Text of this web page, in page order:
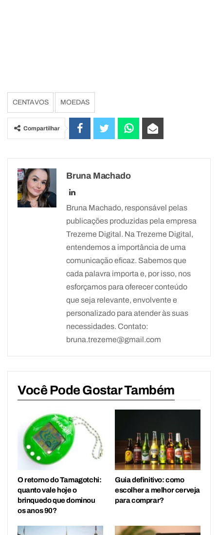
CENTAVOS MOEDAS
Compartilhar
Bruna Machado
Bruna Machado, responsável pelas
publicações produzidas pela empresa
Trezeme Digital. Na Trezeme Digital,
entendemos a importância de uma
comunicação eficaz. Sabemos que
cada palavra importa e, por isso, nos
esforçamos para oferecer conteúdo
que seja relevante, envolvente e
personalizado para atender às suas
necessidades. Contato:
bruna.trezeme@gmail.com
Você Pode Gostar Também
O retorno do Tamagotchi:
quanto vale hoje o
brinquedo que dominou
os anos 90?
Guia definitivo: como
escolher a melhor cerveja
para comprar?